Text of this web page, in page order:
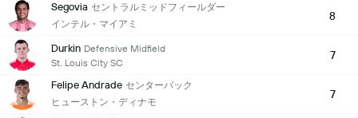
Segovia セントラルミッドフィールダー
インテル・マイアミ
8
Durkin Defensive Midfield
St. Louis City SC
7
Felipe Andrade センターバック
ヒューストン・ディナモ
7